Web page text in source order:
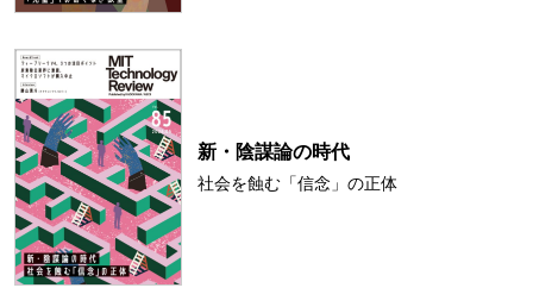
新・陰謀論の時代
社会を蝕む「信念」の正体